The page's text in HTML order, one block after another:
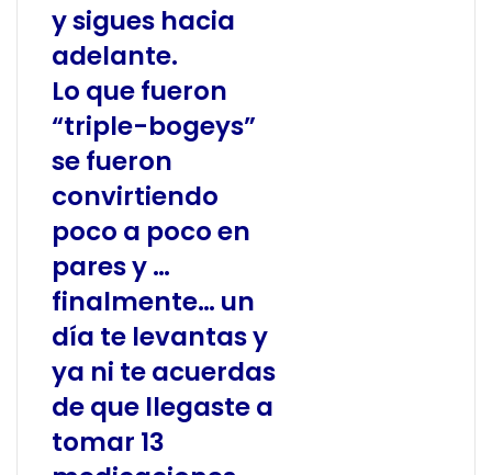
y sigues hacia
adelante.
Lo que fueron
“triple-bogeys”
se fueron
convirtiendo
poco a poco en
pares y …
finalmente… un
día te levantas y
ya ni te acuerdas
de que llegaste a
tomar 13